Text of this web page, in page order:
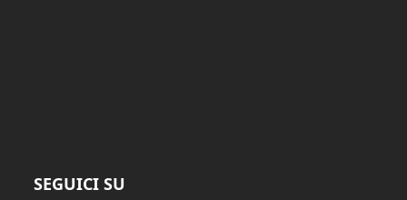
SEGUICI SU